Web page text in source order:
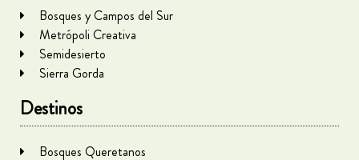
Bosques y Campos del Sur
Metrópoli Creativa
Semidesierto
Sierra Gorda
Destinos
Bosques Queretanos